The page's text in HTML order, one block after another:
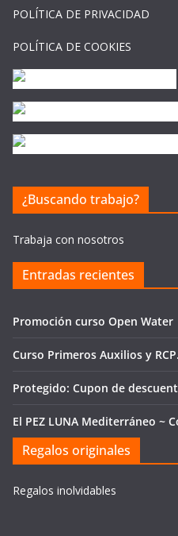
POLÍTICA DE PRIVACIDAD
POLÍTICA DE COOKIES
¿Buscando trabajo?
Trabaja con nosotros
Entradas recientes
Promoción curso Open Water
Curso Primeros Auxilios y
Protegido: Cupon de
El PEZ LUNA Mediterráneo ~
Regalos originales
Regalos inolvidables